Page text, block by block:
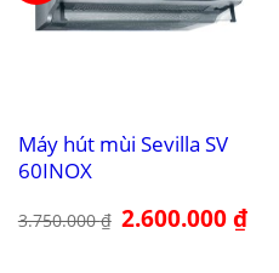
Máy hút mùi Sevilla SV
60INOX
3.750.000₫ Giá
gốc
2.600.000₫Giá
hiện